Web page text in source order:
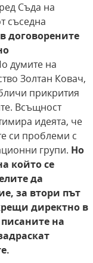
Съда на
съседна
договорените
думите на
Золтан Ковач,
прикрития
Всъщност
идеята, че
си проблеми с
групи. Но
който се
да
за втори път
директно в
на